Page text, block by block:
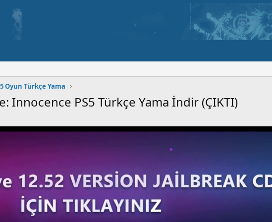
Oyun Türkçe Yama
Innocence PS5 Türkçe Yama İndir (ÇIKTI)